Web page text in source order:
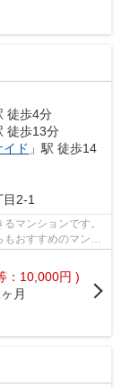
徒歩4分
徒歩13分
ド 」駅 徒歩14
目2-1
マンションです。
おすすめのマンシ
：10,000円 )
月